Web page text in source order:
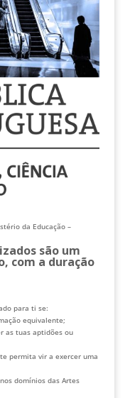
da Educação –
são um
com a duração
para ti se:
equivalente;
as tuas aptidões ou
permita vir a exercer uma
domínios das Artes